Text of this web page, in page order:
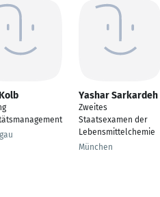
Yashar Sarkardeh
Zweites
Staatsexamen der
Lebensmittelchemie
München